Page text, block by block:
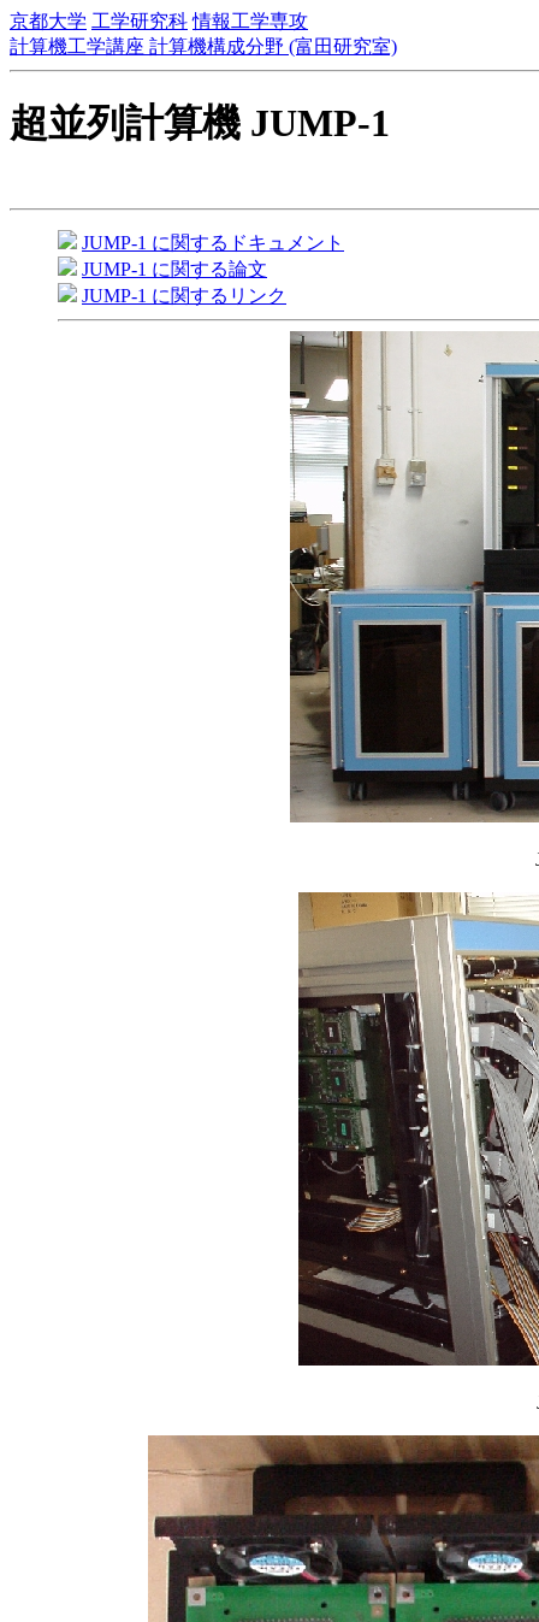
京都大学 工学研究科 情報工学専攻
計算機工学講座 計算機構成分野 (富田研究室)
超並列計算機 JUMP-1
JUMP-1 に関するドキュメント
JUMP-1 に関する論文
JUMP-1 に関するリンク